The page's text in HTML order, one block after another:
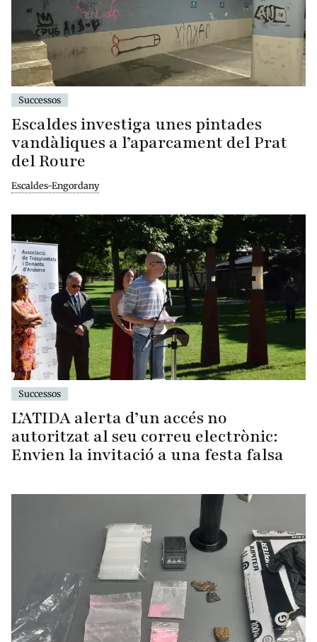
Successos
Escaldes investiga unes pintades
vandàliques a l’aparcament del Prat
del Roure
Escaldes-Engordany
Successos
L’ATIDA alerta d’un accés no
autoritzat al seu correu electrònic:
Envien la invitació a una festa falsa